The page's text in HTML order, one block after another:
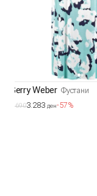
Gerry Weber Фустани
7.6903.283 ден-57%